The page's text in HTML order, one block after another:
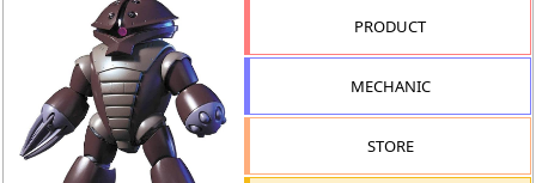
店
舗
PRODUCT
MECHANIC
STORE